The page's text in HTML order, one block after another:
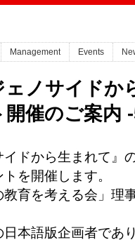
Management Events
ノサイドか
開催のご案内
ドから生まれて』
を開催します。
育を考える会」理
本語版企画者であ